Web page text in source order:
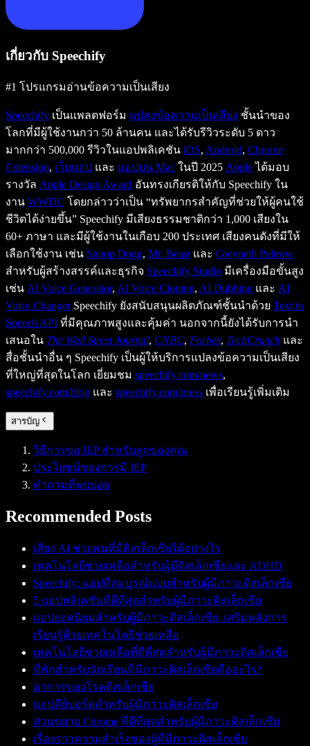
เกี่ยวกับ Speechify
#1 โปรแกรมอ่านข้อความเป็นเสียง
Speechify เป็นแพลตฟอร์ม แปลงข้อความเป็นเสียง ชั้นนำของ
โลกที่มีผู้ใช้งานกว่า 50 ล้านคน และได้รับรีวิวระดับ 5 ดาว
มากกว่า 500,000 รีวิวในแอปพลิเคชัน iOS, Android, Chrome
Extension, เว็บแอป และ แอปบน Mac ในปี 2025 Appleได้มอบ
รางวัล Apple Design Award อันทรงเกียรติให้กับ Speechify ใน
งาน WWDC โดยกล่าวว่าเป็น “ทรัพยากรสำคัญที่ช่วยให้ผู้คนใช้
ชีวิตได้ง่ายขึ้น” Speechify มีเสียงธรรมชาติกว่า 1,000 เสียงใน
60+ ภาษา และมีผู้ใช้งานในเกือบ 200 ประเทศ เสียงคนดังที่มีให้
เลือกใช้งาน เช่น Snoop Dogg, Mr. Beast และ Gwyneth Paltrow
สำหรับผู้สร้างสรรค์และธุรกิจ Speechify Studio มีเครื่องมือขั้นสูง
เช่น AI Voice Generator, AI Voice Cloning, AI Dubbing และ AI
Voice ChangerSpeechify ยังสนับสนุนผลิตภัณฑ์ชั้นนำด้วย Text to
Speech API ที่มีคุณภาพสูงและคุ้มค่า นอกจากนี้ยังได้รับการนำ
เสนอใน The Wall Street Journal, CNBC, Forbes, TechCrunch และ
สื่อชั้นนำอื่น ๆ Speechify เป็นผู้ให้บริการแปลงข้อความเป็นเสียง
ที่ใหญ่ที่สุดในโลก เยี่ยมชม speechify.com/news,
speechify.com/blog และ speechify.com/press เพื่อเรียนรู้เพิ่มเติม
สารบัญ
วิธีการขอ IEP สำหรับลูกของคุณ
ประโยชน์ของการมี IEP
คำถามที่พบบ่อย
Recommended Posts
เสียง AI ช่วยคนที่มีดิสเล็กเซียได้อย่างไร
เทคโนโลยีช่วยเหลือสำหรับผู้มีดิสเล็กเซียและ ADHD
Speechify: แอปที่สมบูรณ์แบบสำหรับผู้มีภาวะดิสเล็กเซีย
5 แอปพลิเคชันที่ดีที่สุดสำหรับผู้มีภาวะดิสเล็กเซีย
แอปยอดนิยมสำหรับผู้มีภาวะดิสเล็กเซีย: เสริมพลังการ
เรียนรู้ด้วยเทคโนโลยีช่วยเหลือ
เทคโนโลยีช่วยเหลือที่ดีที่สุดสำหรับผู้มีภาวะดิสเล็กเซีย
ที่พักสำหรับนักเรียนที่มีภาวะดิสเล็กเซียคืออะไร?
อาการของโรคดิสเล็กเซีย
แอปคีย์บอร์ดสำหรับผู้มีภาวะดิสเล็กเซีย
ส่วนขยาย Chrome ที่ดีที่สุดสำหรับผู้มีภาวะดิสเล็กเซีย
เรื่องราวความสำเร็จของผู้ที่มีภาวะดิสเล็กเซีย